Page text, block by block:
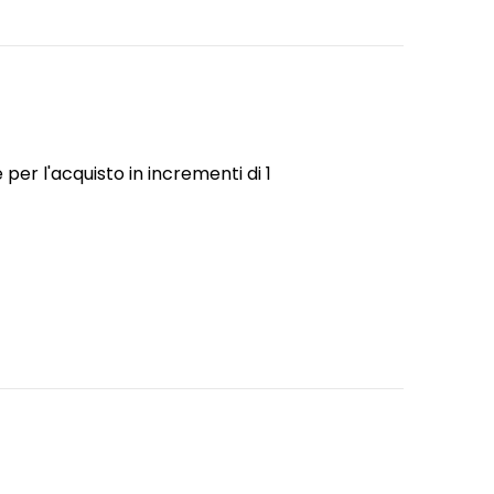
l'acquisto in incrementi di 1